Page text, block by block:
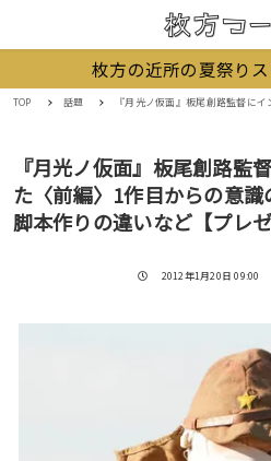
枚方の近所の夏祭り
TOP 話題 『月光ノ仮面』板尾創路監督にインタビューしました〈前編〉1作目
『月光ノ仮面』板尾創路監
た〈前編〉1作目からの意
脚本作りの違いなど【プレゼ
投稿日
2012年1月20日 09:00